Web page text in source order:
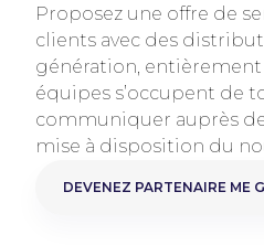
Proposez une offre de
clients avec des
génération, entièrement
équipes s’occupent de
communiquer auprès
mise à disposition du
DEVENEZ PARTENAIRE ME